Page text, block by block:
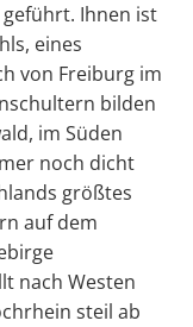
Ihnen ist
eines
von Freiburg im
bilden
im Süden
noch dicht
größtes
auf dem
nach Westen
steil ab